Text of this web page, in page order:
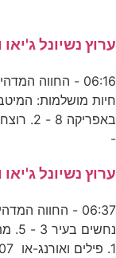
ערוץ נשיונל ג'יאו ווילד
-
ערוץ נשיונל ג'יאו ווילד
1. פילים ואורנג-או 08:07 - החווה המדהימה של ד''ר